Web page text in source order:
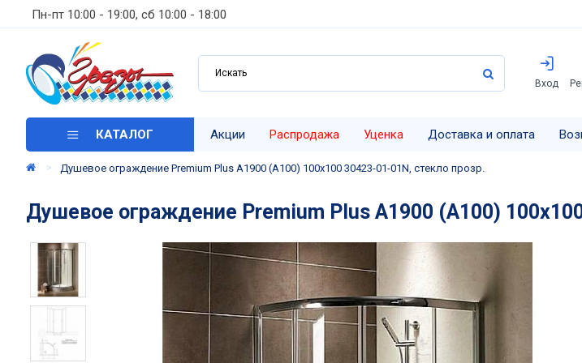
Пн-пт 10:00 - 19:00, сб 10:00 - 18:00
Вход
КАТАЛОГ Акции Распродажа Уценка Доставка и оплата
Душевое ограждение Premium Plus А1900 (А100) 100х100 30423-01-01N, стекло прозр.
Душевое ограждение Premium Plus А1900 (А100)